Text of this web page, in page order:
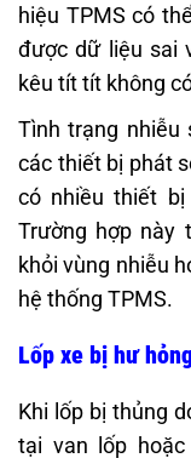
hiệu TPMS có
được dữ liệu sai
kêu tít tít không
Tình trạng nhiễu
các thiết bị phát
có nhiều thiết
Trường hợp này
khỏi vùng nhiễu
hệ thống TPMS.
Lốp xe bị hư
Khi lốp bị thủng
tại van lốp